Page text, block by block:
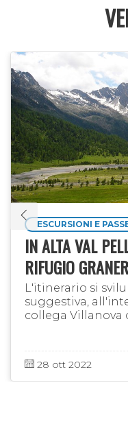
ESCURSIONI E
IN ALTA VAL
RIFUGIO
L'itinerario si
suggestiva,
collega Villanova
28 ott 2022